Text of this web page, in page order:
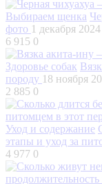
Выбираем щенка
фото 1 декабря 2024
6 915 0
Здоровье собак
породу 18 ноября
2 885 0
Уход и содержание
этапы и уход за
4 977 0